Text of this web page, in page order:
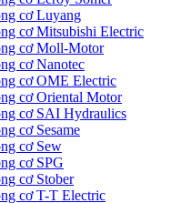
cơ Luyang
cơ Mitsubishi Electric
cơ Moll-Motor
cơ Nanotec
cơ OME Electric
cơ Oriental Motor
cơ SAI Hydraulics
cơ Sesame
cơ Sew
cơ SPG
cơ Stober
cơ T-T Electric